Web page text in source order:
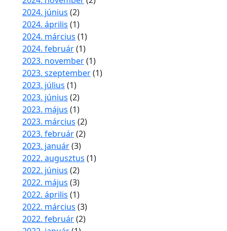
2024. június (2)
2024. április (1)
2024. március (1)
2024. február(1)
2023. november(1)
2023. szeptember(1)
2023. július (1)
2023. június (2)
2023. május (1)
2023. március (2)
2023. február(2)
2023. január(3)
2022. augusztus (1)
2022. június (2)
2022. május (3)
2022. április (1)
2022. március (3)
2022. február(2)